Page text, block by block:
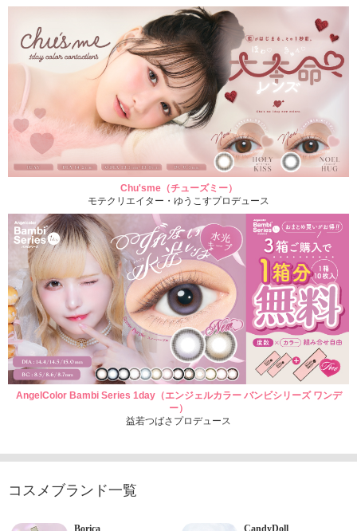
Chu'sme（チューズミー）
モテクリエイター・ゆうこすプロデュース
AngelColor Bambi Series 1day（エンジェルカラー バンビシリーズ ワンデ
ー）
益若つばさプロデュース
コスメブランド一覧